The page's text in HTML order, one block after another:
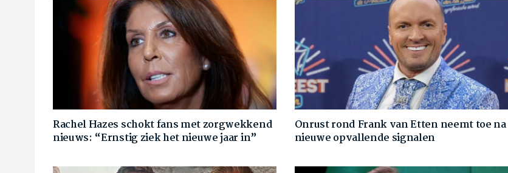
Rachel Hazes schokt fans met zorgwekkend
nieuws: “Ernstig ziek het nieuwe jaar in”
Onrust rond Frank van Etten neemt toe na
nieuwe opvallende signalen